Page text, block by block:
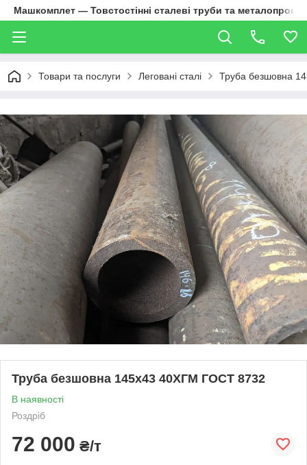
Машкомплет — Товстостінні сталеві труби та металопрокат
Товари та послуги Леговані сталі Труба безшовна
Труба безшовна 145х43 40ХГМ ГОСТ 8732
В наявності
Роздріб
72 000 ₴/т